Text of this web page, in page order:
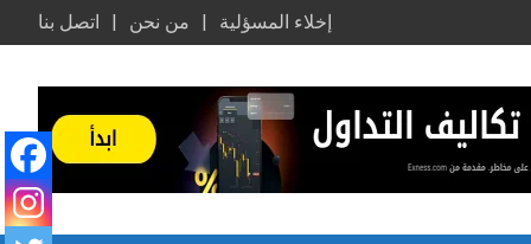
إخلاء المسؤلية من نحن اتصل بنا